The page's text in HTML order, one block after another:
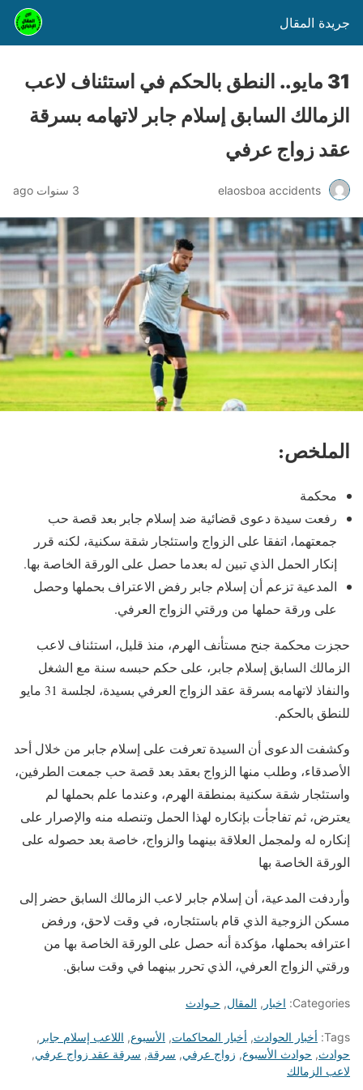
جريدة المقال
31 مايو.. النطق بالحكم في استئناف لاعب
الزمالك السابق إسلام جابر لاتهامه بسرقة
عقد زواج عرفي
elaosboa accidents 3 سنوات ago
الملخص:
محكمة
رفعت سيدة دعوى قضائية ضد إسلام جابر بعد قصة حب
جمعتهما، اتفقا على الزواج واستئجار شقة سكنية، لكنه قرر
إنكار الحمل الذي تبين له بعدما حصل على الورقة الخاصة بها.
المدعية تزعم أن إسلام جابر رفض الاعتراف بحملها وحصل
على ورقة حملها من ورقتي الزواج العرفي.
حجزت محكمة جنح مستأنف الهرم، منذ قليل، استئناف لاعب
الزمالك السابق إسلام جابر، على حكم حبسه سنة مع الشغل
والنفاذ لاتهامه بسرقة عقد الزواج العرفي بسيدة، لجلسة 31 مايو
للنطق بالحكم.
وكشفت الدعوى أن السيدة تعرفت على إسلام جابر من خلال أحد
الأصدقاء، وطلب منها الزواج بعقد بعد قصة حب جمعت الطرفين،
واستئجار شقة سكنية بمنطقة الهرم، وعندما علم بحملها لم
يعترض، ثم تفاجأت بإنكاره لهذا الحمل وتنصله منه والإصرار على
إنكاره له ولمجمل العلاقة بينهما والزواج، خاصة بعد حصوله على
الورقة الخاصة بها
وأردفت المدعية، أن إسلام جابر لاعب الزمالك السابق حضر إلى
مسكن الزوجية الذي قام باستئجاره، في وقت لاحق، ورفض
اعترافه بحملها، مؤكدة أنه حصل على الورقة الخاصة بها من
ورقتي الزواج العرفي، الذي تحرر بينهما في وقت سابق.
Categories: اخبار , المقال, حـوادث
Tags: أخبار الحوادث, أخبار المحاكمات, الأسبوع, اللاعب إسلام جابر ,
حوادث, حوادث الأسبوع, زواج عرفي, سرقة, سرقة عقد زواج عرفي,
لاعب الزمالك